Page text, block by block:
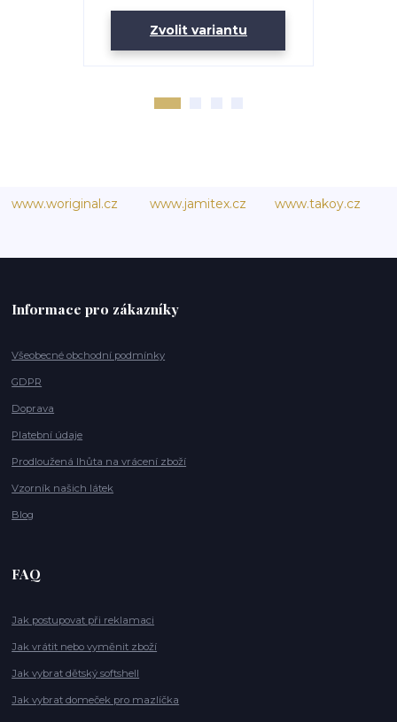
Zvolit variantu
www.woriginal.cz www.jamitex.cz www.takoy.cz
Informace pro zákazníky
Všeobecné obchodní podmínky
GDPR
Doprava
Platební údaje
Prodloužená lhůta na vrácení zboží
Vzorník našich látek
Blog
FAQ
Jak postupovat při reklamaci
Jak vrátit nebo vyměnit zboží
Jak vybrat dětský softshell
Jak vybrat domeček pro mazlíčka